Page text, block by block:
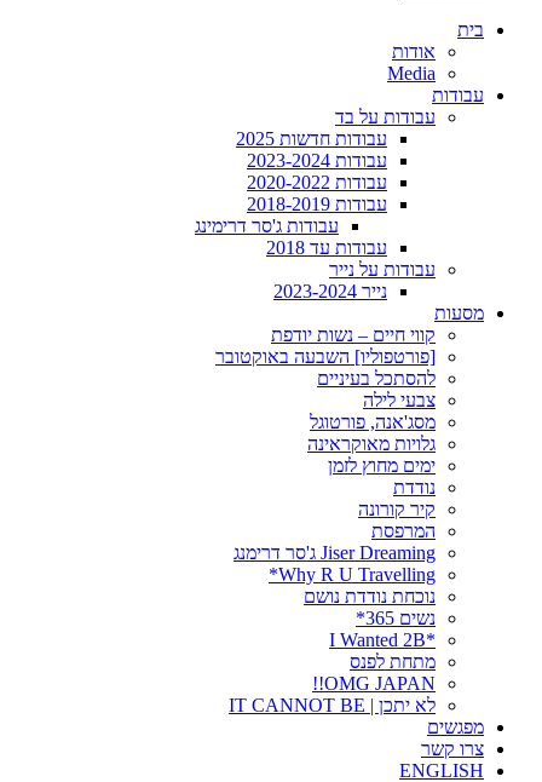
בית
אודות
Media
עבודות
עבודות על בד
עבודות חדשות 2025
עבודות 2023-2024
עבודות 2020-2022
עבודות 2018-2019
עבודות ג'סר דרימינג
עבודות עד 2018
עבודות על נייר
נייר 2023-2024
מסעות
קווי חיים – נשות יודפת
[פורטפוליו] השבעה באוקטובר
להסתכל בעיניים
צבעי לילה
מסג'אנה, פורטוגל
גלויות מאוקראינה
ימים מחוץ לזמן
נודדת
קיר קורונה
המרפסת
Jiser Dreaming ג'סר דרימנג
Why R U Travelling*
נוכחת נודדת נושם
נשים 365*
*I Wanted 2B
מתחת לפנס
OMG JAPAN!!
לא יתכן | IT CANNOT BE
מפגשים
צרו קשר
ENGLISH